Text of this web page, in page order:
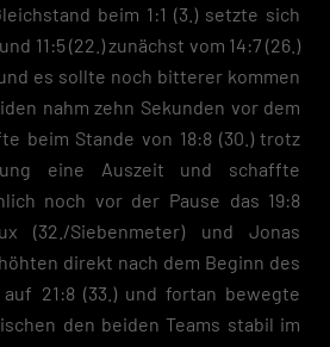
beim 1:1 (3.) setzte sich
11:5 (22.) zunächst vom 14:7 (26.)
und es sollte noch bitterer kommen
nahm zehn Sekunden vor dem
beim Stande von 18:8 (30.) trotz
eine Auszeit und schaffte
noch vor der Pause das 19:8
(32./Siebenmeter) und Jonas
direkt nach dem Beginn des
21:8 (33.) und fortan bewegte
den beiden Teams stabil im